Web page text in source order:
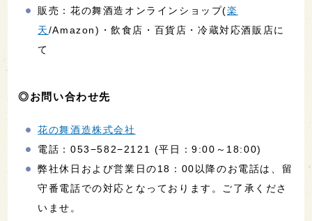
販売：花の舞酒造オンラインショップ(楽
天/Amazon)・飲食店・百貨店・冷蔵対応酒販店に
て
◎お問い合わせ先
花の舞酒造株式会社
電話：053−582−2121 (平日：9:00～18:00)
弊社休日および営業日の18：00以降のお電話は、留
守番電話での対応となっております。ご了承くださ
いませ。